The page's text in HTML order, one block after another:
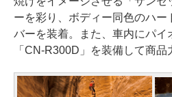
ーを彩り、ボディー同色のハー
バーを装着。また、車内にパイ
「CN-R300D」を装備して商品